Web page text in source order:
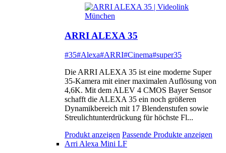
ARRI ALEXA 35
#35#Alexa#ARRI#Cinema#super35
Die ARRI ALEXA 35 ist eine moderne Super
35-Kamera mit einer maximalen Auflösung von
4,6K. Mit dem ALEV 4 CMOS Bayer Sensor
schafft die ALEXA 35 ein noch größeren
Dynamikbereich mit 17 Blendenstufen sowie
Streulichtunterdrückung für höchste Fl...
Produkt anzeigen Passende Produkte anzeigen
Arri Alexa Mini LF